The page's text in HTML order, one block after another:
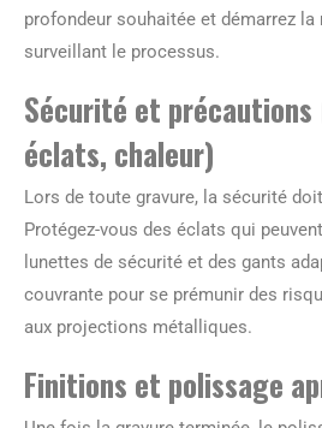
profondeur souhaitée et démarrez
surveillant le processus.
Sécurité et précautions
éclats, chaleur)
Lors de toute gravure, la sécurité
Protégez-vous des éclats qui
lunettes de sécurité et des gants
couvrante pour se prémunir des
aux projections métalliques.
Finitions et polissage